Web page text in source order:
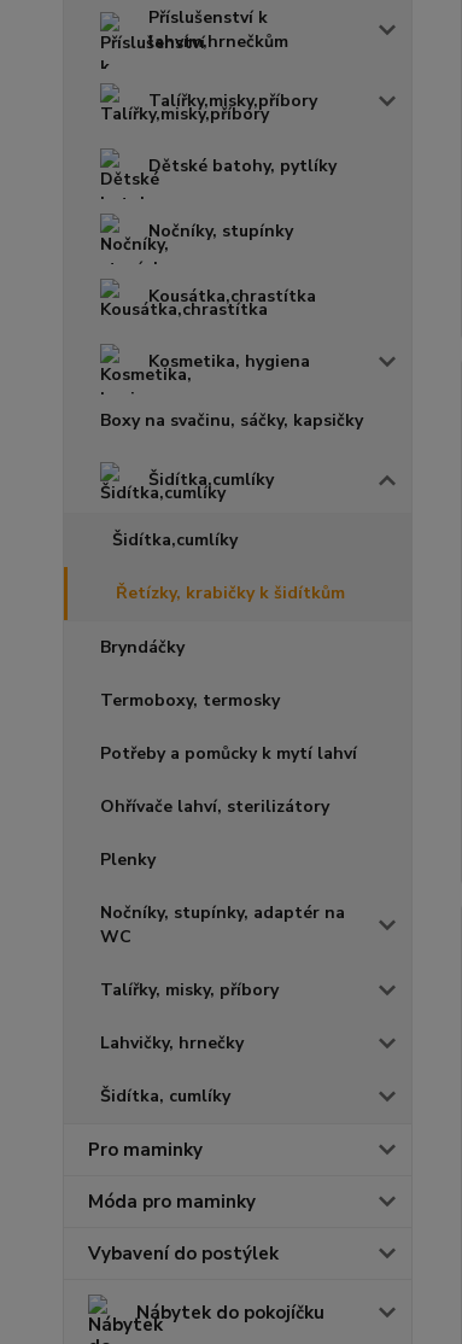
Příslušenství k
lahvím,hrnečkům
Talířky,misky,příbory
Dětské batohy, pytlíky
Nočníky, stupínky
Kousátka,chrastítka
Kosmetika, hygiena
Boxy na svačinu, sáčky, kapsičky
Šidítka,cumlíky
Šidítka,cumlíky
Řetízky, krabičky k šidítkům
Bryndáčky
Termoboxy, termosky
Potřeby a pomůcky k mytí lahví
Ohřívače lahví, sterilizátory
Plenky
Nočníky, stupínky, adaptér na
WC
Talířky, misky, příbory
Lahvičky, hrnečky
Šidítka, cumlíky
Pro maminky
Móda pro maminky
Vybavení do postýlek
Nábytek do pokojíčku